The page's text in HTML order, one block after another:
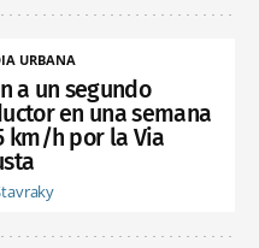
URBANA
a un segundo
en una semana
km/h por la Via